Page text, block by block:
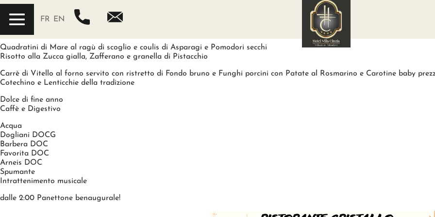
FR EN
MENU DU RÉVEILLON – Nouvel An 2025
Fête du Nouvel An – Ristorante Cristallo
Tartare di Manzo al Tartufo Croissant ai tre Cereali farcito con Salmone
Mele Timballo di Gambero al vapore e Patate rosse con maionese alla Paprika e Semi di papavero Sufflè di Topinambur con
Quadratini di Mare al ragù di scoglio e coulis di Asparagi e Pomodori secchi
Risotto alla Zucca gialla, Zafferano e granella di Pistacchio
Carrè di Vitello al forno servito con ristretto di Fondo bruno e Funghi porcini con Patate al Rosmarino e Carotine baby
Cotechino e Lenticchie della tradizione
Dolce di fine anno
Caffè e Digestivo
Acqua
Dogliani DOCG
Barbera DOC
Favorita DOC
Arneis DOC
Spumante
Intrattenimento musicale
dalle 2:00 Panettone benaugurale!